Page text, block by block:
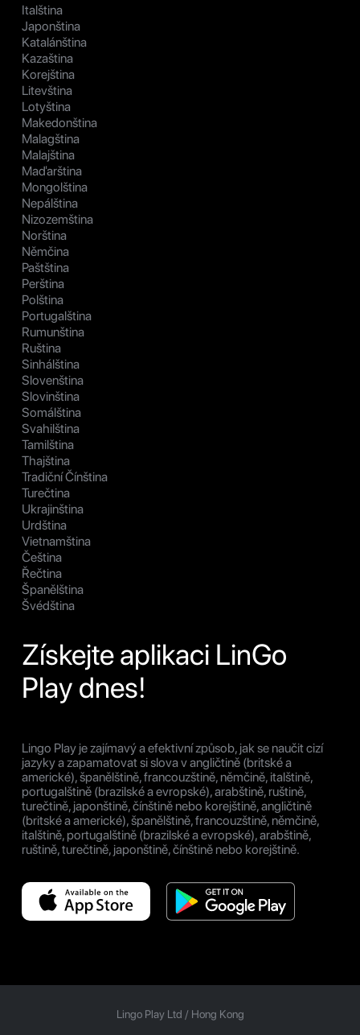
Italština
Japonština
Katalánština
Kazaština
Korejština
Litevština
Lotyština
Makedonština
Malagština
Malajština
Maďarština
Mongolština
Nepálština
Nizozemština
Norština
Němčina
Paštština
Perština
Polština
Portugalština
Rumunština
Ruština
Sinhálština
Slovenština
Slovinština
Somálština
Svahilština
Tamilština
Thajština
Tradiční Čínština
Turečtina
Ukrajinština
Urdština
Vietnamština
Čeština
Řečtina
Španělština
Švédština
Získejte aplikaci LinGo
Play dnes!
Lingo Play je zajímavý a efektivní způsob, jak se naučit cizí
jazyky a zapamatovat si slova v angličtině (britské a
americké), španělštině, francouzštině, němčině, italštině,
portugalštině (brazilské a evropské), arabštině, ruštině,
turečtině, japonštině, čínštině nebo korejštině, angličtině
(britské a americké), španělštině, francouzštině, němčině,
italštině, portugalštině (brazilské a evropské), arabštině,
ruštině, turečtině, japonštině, čínštině nebo korejštině.
Lingo Play Ltd / Hong Kong